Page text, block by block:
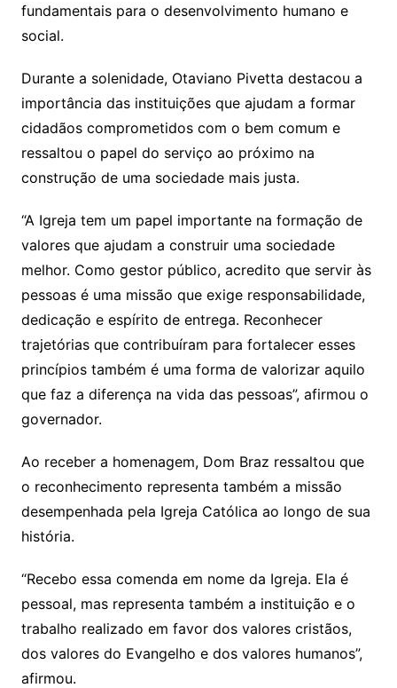
fundamentais para o desenvolvimento humano e
social.
Durante a solenidade, Otaviano Pivetta destacou a
importância das instituições que ajudam a formar
cidadãos comprometidos com o bem comum e
ressaltou o papel do serviço ao próximo na
construção de uma sociedade mais justa.
“A Igreja tem um papel importante na formação de
valores que ajudam a construir uma sociedade
melhor. Como gestor público, acredito que servir às
pessoas é uma missão que exige responsabilidade,
dedicação e espírito de entrega. Reconhecer
trajetórias que contribuíram para fortalecer esses
princípios também é uma forma de valorizar aquilo
que faz a diferença na vida das pessoas”, afirmou o
governador.
Ao receber a homenagem, Dom Braz ressaltou que
o reconhecimento representa também a missão
desempenhada pela Igreja Católica ao longo de sua
história.
“Recebo essa comenda em nome da Igreja. Ela é
pessoal, mas representa também a instituição e o
trabalho realizado em favor dos valores cristãos,
dos valores do Evangelho e dos valores humanos”,
afirmou.